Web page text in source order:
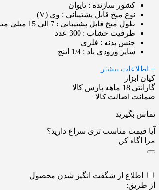
کشور سازنده : تایوان
نوع میخ قابل پشتیبانی : وی (V)
طول میخ قابل پشتیبانی : 7 الی 15 میلی متر
ظرفیت خشاب : 300 عدد
جنس بدنه : فلزی
سایز ورودی باد : 1/4 اینچ
+ اطلاعات بیشتر
کیان ابزار
گارانتی 18 ماهه پارس کالا
ضمانت اصالت کالا
تماس بگیرید
آیا قیمت مناسب تری سراغ دارید؟
مرا اگاه کن
اطلاع از شگفت انگیز شدن محصول
از طریق: